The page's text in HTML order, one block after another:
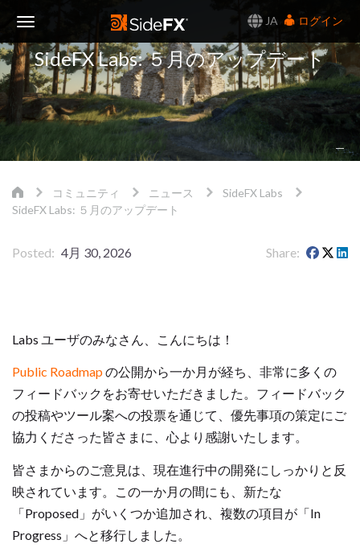
JA
ログイン
Navigation
SideFX Labs: ５月のアップデート
コミュニティ ニュース
SideFX Labs
SideFX Labs: ５月のアップデート
Posted 4月 30, 2026 Share
Labs ユーザのみなさん、こんにちは！
Public Roadmapの公開から一か月が経ち、非常に多くの
フィードバックをお寄せいただきました。フィードバック
の投稿やツール案への投票を通じて、優先事項の策定にご
協力くださった皆さまに、心より感謝いたします。
皆さまからのご意見は、現在進行中の開発にしっかりと反
映されています。この一か月の間にも、新たな
「Proposed」がいくつか追加され、複数の項目が「In
Progress」へと移行しました。